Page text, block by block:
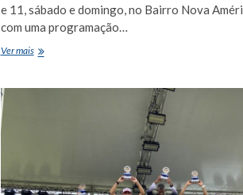
e 11, sábado e domingo, no Bairro Nova
com uma programação…
Ver maisFesta
público